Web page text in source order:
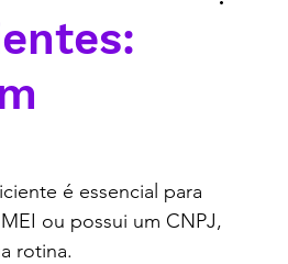
é essencial para
ou possui um CNPJ,
rotina.